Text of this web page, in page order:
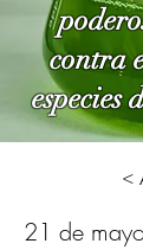
contra
especies
<
21 de